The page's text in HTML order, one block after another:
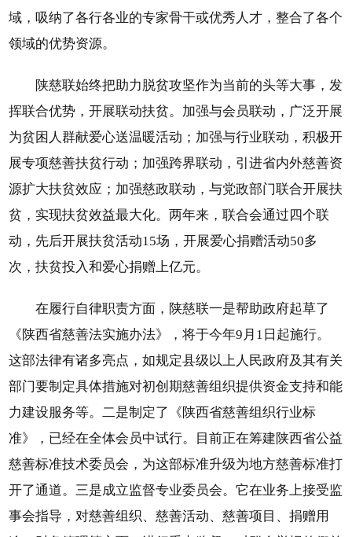
域，吸纳了各行各业的专家骨干或优秀人才，整合了各个
领域的优势资源。
陕慈联始终把助力脱贫攻坚作为当前的头等大事，发
挥联合优势，开展联动扶贫。加强与会员联动，广泛开展
为贫困人群献爱心送温暖活动；加强与行业联动，积极开
展专项慈善扶贫行动；加强跨界联动，引进省内外慈善资
源扩大扶贫效应；加强慈政联动，与党政部门联合开展扶
贫，实现扶贫效益最大化。两年来，联合会通过四个联
动，先后开展扶贫活动15场，开展爱心捐赠活动50多
次，扶贫投入和爱心捐赠上亿元。
在履行自律职责方面，陕慈联一是帮助政府起草了
《陕西省慈善法实施办法》，将于今年9月1日起施行。
这部法律有诸多亮点，如规定县级以上人民政府及其有关
部门要制定具体措施对初创期慈善组织提供资金支持和能
力建设服务等。二是制定了《陕西省慈善组织行业标
准》，已经在全体会员中试行。目前正在筹建陕西省公益
慈善标准技术委员会，为这部标准升级为地方慈善标准打
开了通道。三是成立监督专业委员会。它在业务上接受监
事会指导，对慈善组织、慈善活动、慈善项目、捐赠用